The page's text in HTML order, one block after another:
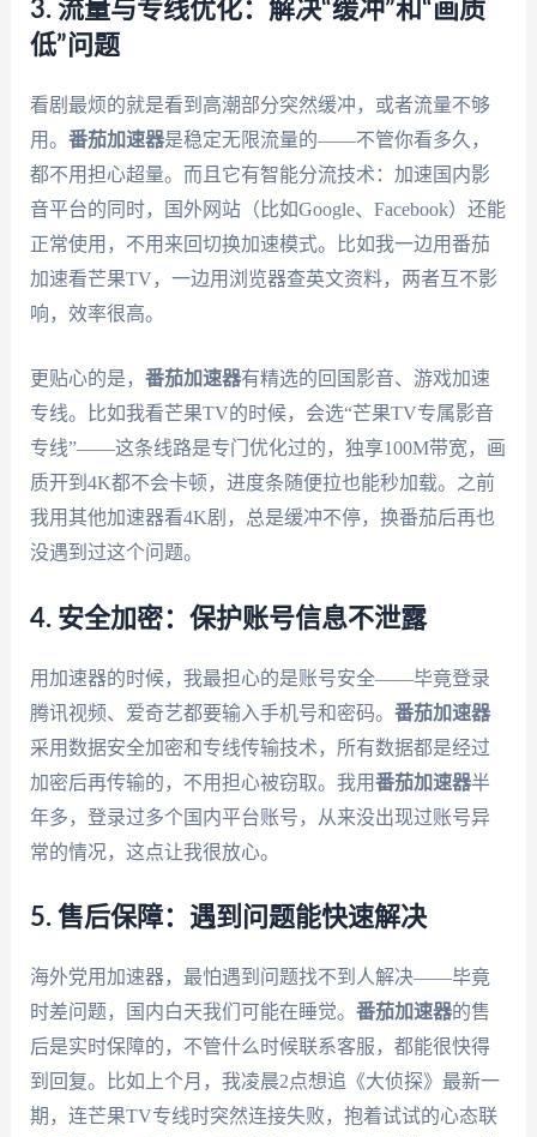
3. 流量与专线优化：解决“缓冲”和“画质
低”问题
看剧最烦的就是看到高潮部分突然缓冲，或者流量不够
用。 番茄加速器是稳定无限流量的——不管你看多久，
都不用担心超量。而且它有智能分流技术：加速国内影
音平台的同时，国外网站（比如Google、Facebook）还能
正常使用，不用来回切换加速模式。比如我一边用番茄
加速看芒果TV，一边用浏览器查英文资料，两者互不影
响，效率很高。
更贴心的是， 番茄加速器有精选的回国影音、游戏加速
专线。比如我看芒果TV的时候，会选“芒果TV专属影音
专线”——这条线路是专门优化过的，独享100M带宽，画
质开到4K都不会卡顿，进度条随便拉也能秒加载。之前
我用其他加速器看4K剧，总是缓冲不停，换番茄后再也
没遇到过这个问题。
4. 安全加密：保护账号信息不泄露
用加速器的时候，我最担心的是账号安全——毕竟登录
腾讯视频、爱奇艺都要输入手机号和密码。 番茄加速器
采用数据安全加密和专线传输技术，所有数据都是经过
加密后再传输的，不用担心被窃取。我用番茄加速器半
年多，登录过多个国内平台账号，从来没出现过账号异
常的情况，这点让我很放心。
5. 售后保障：遇到问题能快速解决
海外党用加速器，最怕遇到问题找不到人解决——毕竟
时差问题，国内白天我们可能在睡觉。 番茄加速器的售
后是实时保障的，不管什么时候联系客服，都能很快得
到回复。比如上个月，我凌晨2点想追《大侦探》最新一
期，连芒果TV专线时突然连接失败，抱着试试的心态联